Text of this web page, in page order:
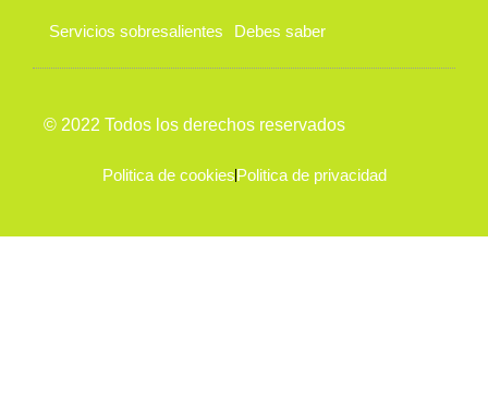
Servicios sobresalientes Debes saber
© 2022 Todos los derechos reservados
Politica de cookiesPolitica de privacidad